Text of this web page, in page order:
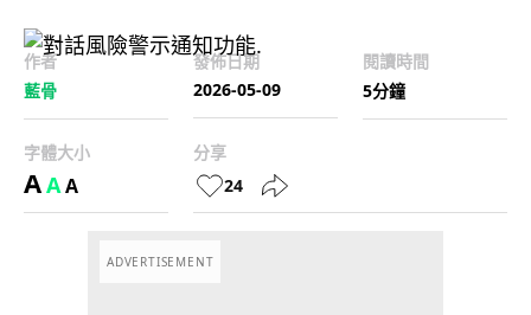
作者
藍骨
發佈日期
2026-05-09
閱讀時間
5分鐘
字體大小
AAA
分享
24
ADVERTISEMENT